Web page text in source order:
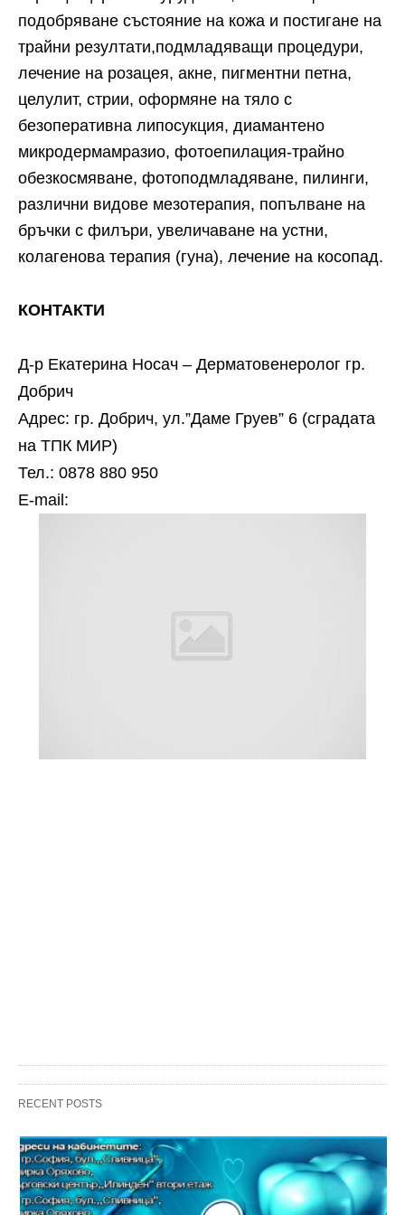
подобряване състояние на кожа и постигане на
трайни резултати,подмладяващи процедури,
лечение на розацея, акне, пигментни петна,
целулит, стрии, оформяне на тяло с
безоперативна липосукция, диамантено
микродермамразио, фотоепилация-трайно
обезкосмяване, фотоподмладяване, пилинги,
различни видове мезотерапия, попълване на
бръчки с филъри, увеличаване на устни,
колагенова терапия (гуна), лечение на косопад.
КОНТАКТИ
Д-р Екатерина Носач – Дерматовенеролог гр.
Добрич
Адрес: гр. Добрич, ул.”Даме Груев” 6 (сградата
на ТПК МИР)
Тел.: 0878 880 950
Е-mail:
RECENT POSTS